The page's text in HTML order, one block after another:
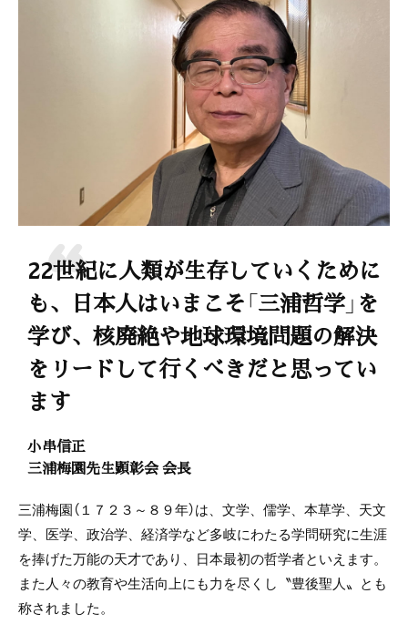
22世紀に人類が生存していくために
も、日本人はいまこそ「三浦哲学」を
学び、核廃絶や地球環境問題の解決
をリードして行くべきだと思ってい
ます
小串信正
三浦梅園先生顕彰会 会長
三浦梅園（１７２３～８９年）は、文学、儒学、本草学、天文
学、医学、政治学、経済学など多岐にわたる学問研究に生涯
を捧げた万能の天才であり、日本最初の哲学者といえます。
また人々の教育や生活向上にも力を尽くし〝豊後聖人〟とも
称されました。